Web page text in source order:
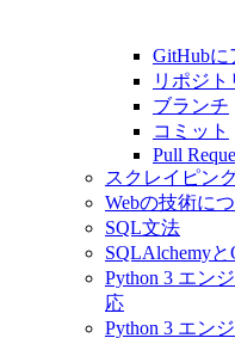
GitHubに
リポジト
ブランチ
コミット
Pull
スクレイピン
Webの技術に
SQL文法
SQLAlchemy
Python 3 エン
応
Python 3 エン